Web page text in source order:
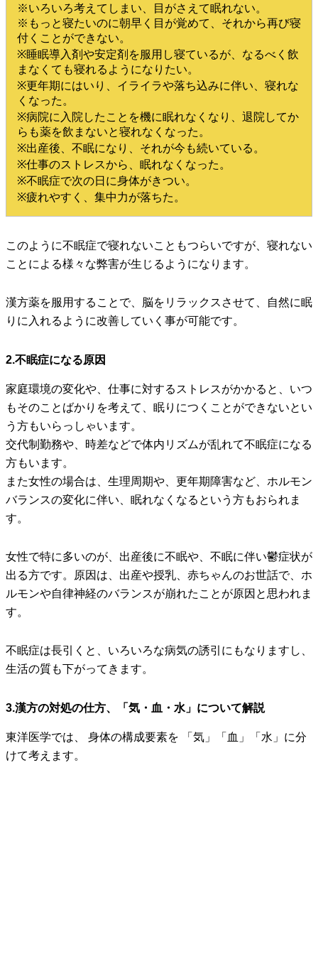
※いろいろ考えてしまい、目がさえて眠れない。
※もっと寝たいのに朝早く目が覚めて、それから再び寝
付くことができない。
※睡眠導入剤や安定剤を服用し寝ているが、なるべく飲
まなくても寝れるようになりたい。
※更年期にはいり、イライラや落ち込みに伴い、寝れな
くなった。
※病院に入院したことを機に眠れなくなり、退院してか
らも薬を飲まないと寝れなくなった。
※出産後、不眠になり、それが今も続いている。
※仕事のストレスから、眠れなくなった。
※不眠症で次の日に身体がきつい。
※疲れやすく、集中力が落ちた。
このように不眠症で寝れないこともつらいですが、寝れない
ことによる様々な弊害が生じるようになります。
漢方薬を服用することで、脳をリラックスさせて、自然に眠
りに入れるように改善していく事が可能です。
2.不眠症になる原因
家庭環境の変化や、仕事に対するストレスがかかると、いつ
もそのことばかりを考えて、眠りにつくことができないとい
う方もいらっしゃいます。
交代制勤務や、時差などで体内リズムが乱れて不眠症になる
方もいます。
また女性の場合は、生理周期や、更年期障害など、ホルモン
バランスの変化に伴い、眠れなくなるという方もおられま
す。
女性で特に多いのが、出産後に不眠や、不眠に伴い鬱症状が
出る方です。原因は、出産や授乳、赤ちゃんのお世話で、ホ
ルモンや自律神経のバランスが崩れたことが原因と思われま
す。
不眠症は長引くと、いろいろな病気の誘引にもなりますし、
生活の質も下がってきます。
3.漢方の対処の仕方、「気・血・水」について解説
東洋医学では、 身体の構成要素を 「気」「血」「水」に分
けて考えます。